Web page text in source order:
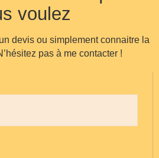
voulez
devis ou simplement connaitre la
pas à me contacter !